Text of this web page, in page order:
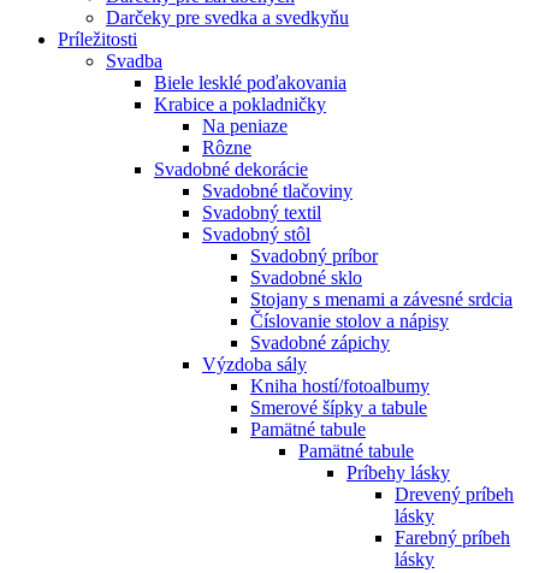
Darčeky pre svedka a svedkyňu
Príležitosti
Svadba
Biele lesklé poďakovania
Krabice a pokladničky
Na peniaze
Rôzne
Svadobné dekorácie
Svadobné tlačoviny
Svadobný textil
Svadobný stôl
Svadobný príbor
Svadobné sklo
Stojany s menami a závesné srdcia
Číslovanie stolov a nápisy
Svadobné zápichy
Výzdoba sály
Kniha hostí/fotoalbumy
Smerové šípky a tabule
Pamätné tabule
Pamätné tabule
Príbehy lásky
Drevený príbeh
lásky
Farebný príbeh
lásky